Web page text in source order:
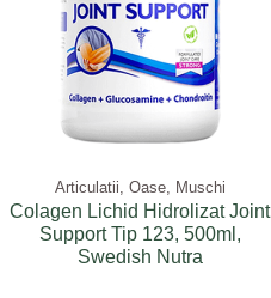
Articulatii, Oase, Muschi
Colagen Lichid Hidrolizat Joint
Support Tip 123, 500ml,
Swedish Nutra